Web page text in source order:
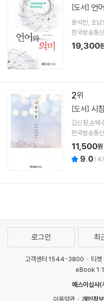
[도서] 언
윤석민 조남
한국방송통
19,300
2
[도서] 시
김신정,손택
한국방송통
11,500원
9.0 (4)
로그인 최
고객센터 1544-3800 티
eBook
예스이십사(
이용약관
개인정